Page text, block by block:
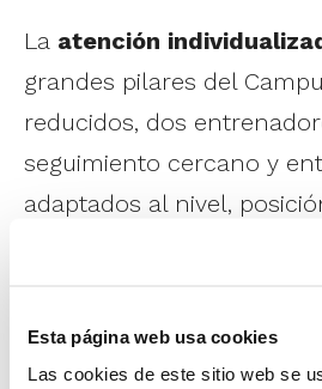
Esta página web usa cookies
Las cookies de este sitio web se
La atención
grandes pilares del
reducidos, dos
seguimiento cercano y
adaptados al nivel,
de cada participante.
jugador/a a desarrollar su
potencial.